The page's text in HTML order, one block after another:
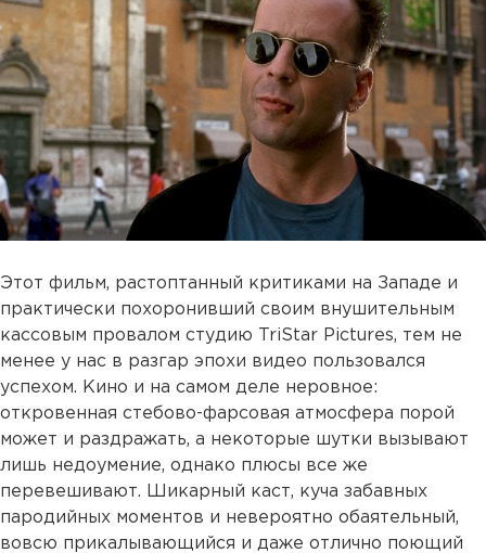
Этот фильм, растоптанный критиками на Западе и
практически похоронивший своим внушительным
кассовым провалом студию TriStar Pictures, тем не
менее у нас в разгар эпохи видео пользовался
успехом. Кино и на самом деле неровное:
откровенная стебово-фарсовая атмосфера порой
может и раздражать, а некоторые шутки вызывают
лишь недоумение, однако плюсы все же
перевешивают. Шикарный каст, куча забавных
пародийных моментов и невероятно обаятельный,
вовсю прикалывающийся и даже отлично поющий